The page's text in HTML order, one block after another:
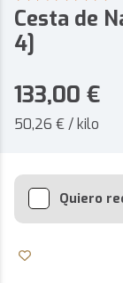
Cesta de
4]
133,00 €
50,26 € / kilo
Quiero